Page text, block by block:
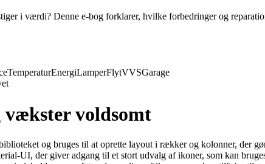
i værdi? Denne e-bog forklarer, hvilke forbedringer og
TemperaturEnergiLamperFlytVVSGarage
vækster voldsomt
og bruges til at oprette layout i rækker og kolonner, der
UI, der giver adgang til et stort udvalg af ikoner, som kan